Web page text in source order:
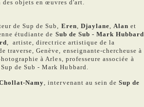
objets en œuvres d'art.
de Sup de Sub, Eren, Djaylane,Alan et
étudiante de Sub de Sub - Mark Hubbard
, artiste, directrice artistique de la
traverse, Genève, enseignante-chercheuse à
à Arles, professeure associée à
de Sub - Mark Hubbard.
Namy, intervenant au sein deSup de